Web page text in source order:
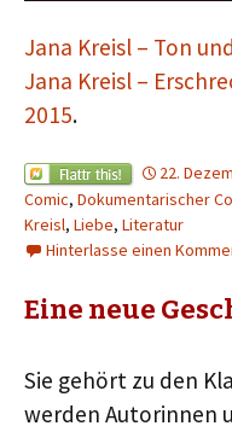
Jana Kreisl – Ton
Jana Kreisl –
2015.
22.
Comic, Dokumentarischer
Kreisl, Liebe, Literatur
Hinterlasse einen
Eine neue
Sie gehört zu den
werden Autorinnen